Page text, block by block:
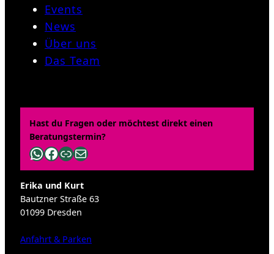
Events
News
Über uns
Das Team
Hast du Fragen oder möchtest direkt einen
Beratungstermin?
WhatsApp
Facebook
Link
E-Mail
Erika und Kurt
Bautzner Straße 63
01099 Dresden
Anfahrt & Parken